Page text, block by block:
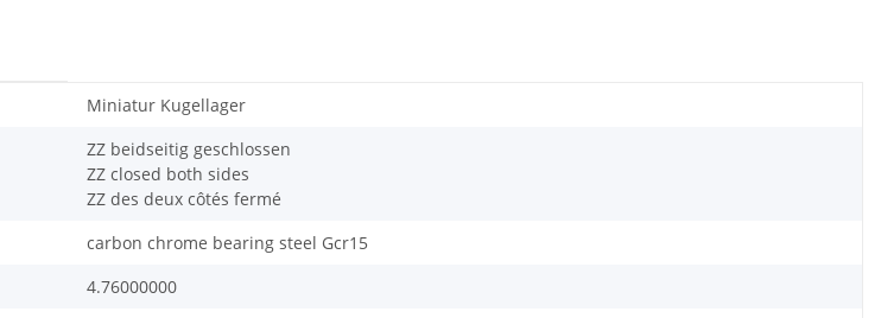
Miniatur Kugellager
ZZ beidseitig geschlossen
ZZ closed both sides
ZZ des deux côtés fermé
carbon chrome bearing steel Gcr15
4.76000000